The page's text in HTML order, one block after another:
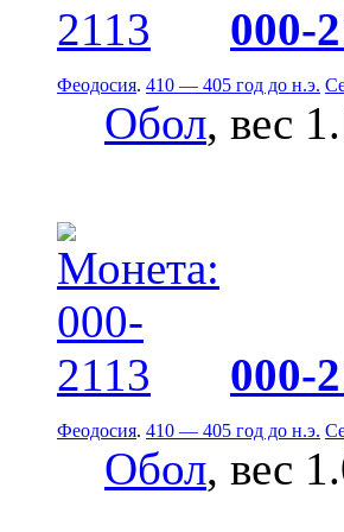
000-
Феодосия. 410 — 405 год до н.э.
Обол, вес
000-
Феодосия. 410 — 405 год до н.э.
Обол, вес